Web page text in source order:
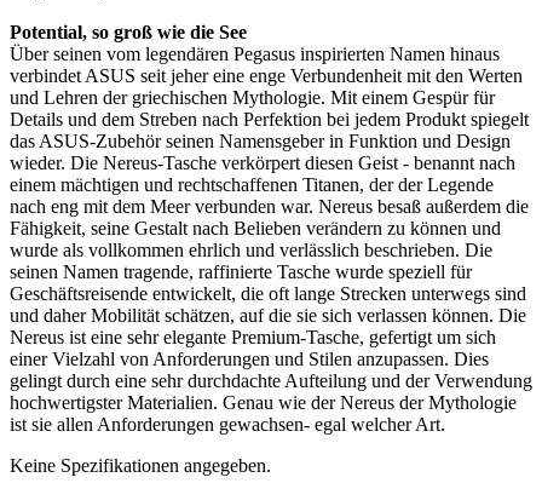
Potential, so groß wie die See
Über seinen vom legendären Pegasus inspirierten Namen hinaus
verbindet ASUS seit jeher eine enge Verbundenheit mit den Werten
und Lehren der griechischen Mythologie. Mit einem Gespür für
Details und dem Streben nach Perfektion bei jedem Produkt spiegelt
das ASUS-Zubehör seinen Namensgeber in Funktion und Design
wieder. Die Nereus-Tasche verkörpert diesen Geist - benannt nach
einem mächtigen und rechtschaffenen Titanen, der der Legende
nach eng mit dem Meer verbunden war. Nereus besaß außerdem die
Fähigkeit, seine Gestalt nach Belieben verändern zu können und
wurde als vollkommen ehrlich und verlässlich beschrieben. Die
seinen Namen tragende, raffinierte Tasche wurde speziell für
Geschäftsreisende entwickelt, die oft lange Strecken unterwegs sind
und daher Mobilität schätzen, auf die sie sich verlassen können. Die
Nereus ist eine sehr elegante Premium-Tasche, gefertigt um sich
einer Vielzahl von Anforderungen und Stilen anzupassen. Dies
gelingt durch eine sehr durchdachte Aufteilung und der Verwendung
hochwertigster Materialien. Genau wie der Nereus der Mythologie
ist sie allen Anforderungen gewachsen- egal welcher Art.
Keine Spezifikationen angegeben.